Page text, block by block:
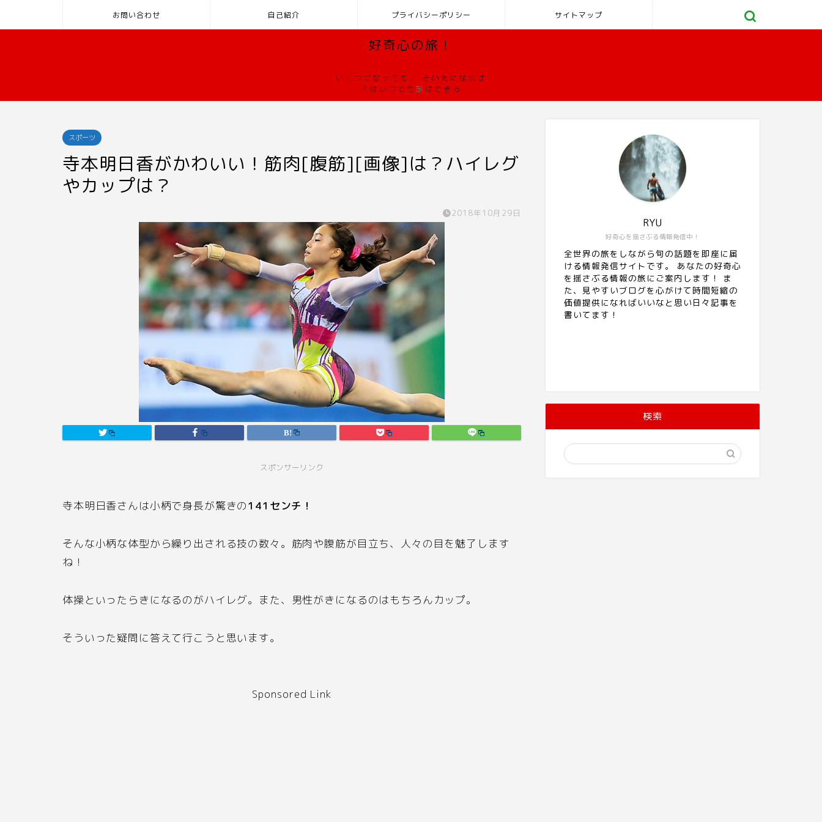
お問い合わせ 自己紹介 プライバシーポリシー サイトマップ
好奇心の旅！
いくつになっても、 その気になれば
人はいつでも 旅 はできる
スポーツ
寺本明日香がかわいい！筋肉[腹筋][画像]は？ハイレグ
やカップは？
2018年10月29日
スポンサーリンク
寺本明日香さんは小柄で身長が驚きの141 センチ！
そんな小柄な体型から繰り出される技の数々。筋肉や腹筋が目立ち、人々の目を魅了します
ね！
体操といったらきになるのがハイレグ。また、男性がきになるのはもちろんカップ。
そういった疑問に答えて行こうと思います。
Sponsored Link
好奇心を揺さぶる情報発信中！
RYU
全世界の旅をしながら旬の話題を即座に届
ける情報発信サイトです。 あなたの好奇心
を揺さぶる情報の旅にご案内します！ ま
た、見やすいブログを心がけて時間短縮の
価値提供になればいいなと思い日々記事を
書いてます！
検索